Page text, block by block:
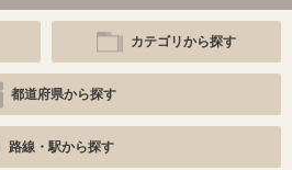
カテゴリから探す
都道府県から探す
路線・駅から探す